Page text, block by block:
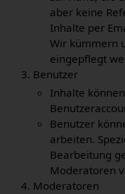
aber keine
Inhalte per
Wir kümmern
eingepflegt
Benutzer
Inhalte
Benutzer
arbeiten.
Bearbeitung
Moderatoren
Moderatoren